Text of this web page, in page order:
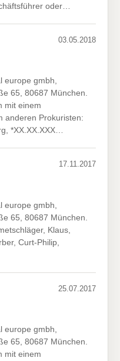
oder…
03.05.2018
europe gmbh,
65, 80687 München.
mit einem
anderen Prokuristen:
*XX.XX.XXX…
17.11.2017
europe gmbh,
65, 80687 München.
Klaus,
Curt-Philip,
25.07.2017
europe gmbh,
65, 80687 München.
mit einem